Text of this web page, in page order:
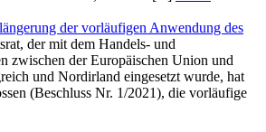
der vorläufigen Anwendung des
der mit dem Handels- und
zwischen der Europäischen Union und
und Nordirland eingesetzt wurde, hat
(Beschluss Nr. 1/2021), die vorläufige